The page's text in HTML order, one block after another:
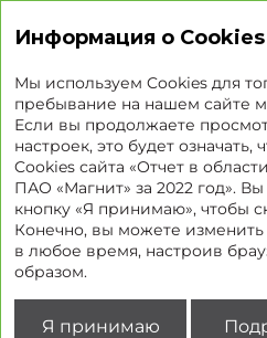
География
Магазины
у дома
Северо-
Кавказский
Южный
Информация о Cookies
Мы используем Cookies для
пребывание на нашем сайте
Если вы продолжаете
настроек, это будет
Cookies сайта «Отчет в
ПАО «Магнит» за 2022 год».
кнопку «Я принимаю», чтобы
Конечно, вы можете
в любое время, настроив
образом.
Я принимаю